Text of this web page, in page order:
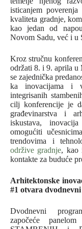
isticanjem
kvaliteta gradnje,
kao jedan od
Novom Sadu, već i u
Kroz stručnu
održati 8. i 9. aprila u
se zajednička
ka inovacijama i
integrisanih
cilj konferencije je
građevinarstva i
iskustava,
omogućiti
trendovima i
održive gradnje, kao
kontakte za buduće
Arhitektonske
#1 otvara
Dvodnevni
započeće